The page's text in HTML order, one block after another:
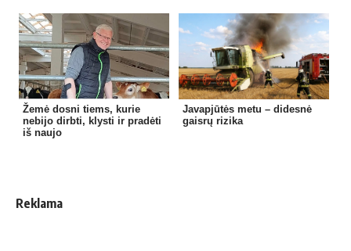
Žemė dosni tiems, kurie
nebijo dirbti, klysti ir pradėti
iš naujo
Javapjūtės metu – didesnė
gaisrų rizika
Reklama